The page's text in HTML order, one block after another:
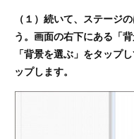
（１）続いて、ステージ
う。画面の右下にある「
「背景を選ぶ」をタップ
ップします。